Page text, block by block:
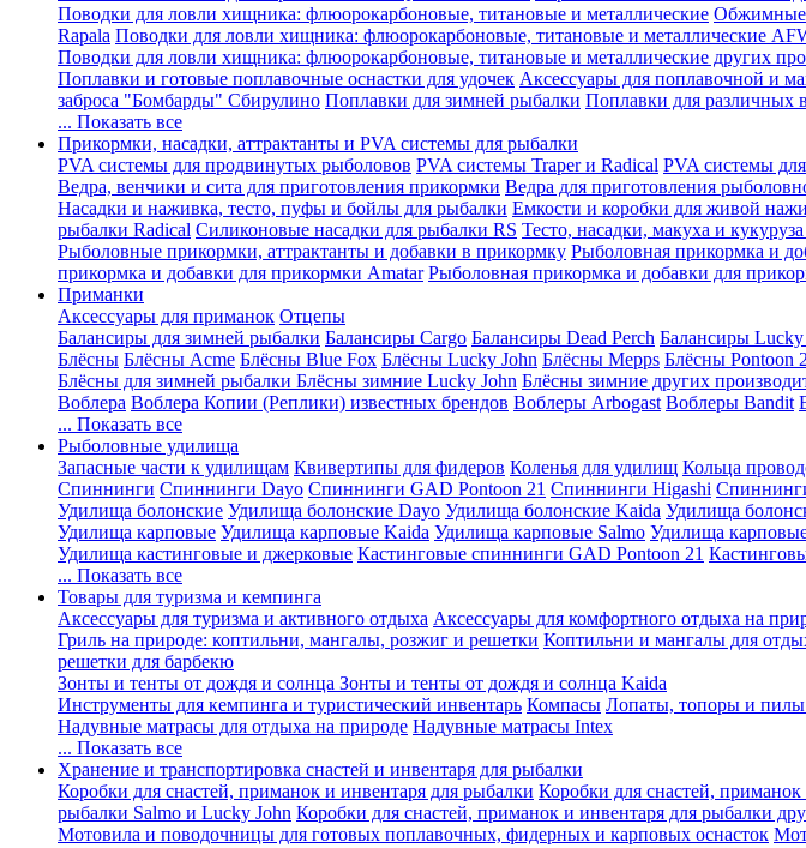
Поводки для ловли хищника: флюорокарбоновые, титановые и металлические Обжимные
Rapala Поводки для ловли хищника: флюорокарбоновые, титановые и металлические
Поводки для ловли хищника: флюорокарбоновые, титановые и металлические других
Поплавки и готовые поплавочные оснастки для удочек Аксессуары для поплавочной и
заброса "Бомбарды" Сбирулино Поплавки для зимней рыбалки Поплавки для различных
... Показать все
Прикормки, насадки, аттрактанты и PVA системы для рыбалки
PVA системы для продвинутых рыболовов PVA системы Traper и Radical PVA системы
Ведра, венчики и сита для приготовления прикормки Ведра для приготовления
Насадки и наживка, тесто, пуфы и бойлы для рыбалки Емкости и коробки для живой
рыбалки Radical Силиконовые насадки для рыбалки RS Тесто, насадки, макуха и
Рыболовные прикормки, аттрактанты и добавки в прикормку Рыболовная прикормка и
прикормка и добавки для прикормки Amatar Рыболовная прикормка и добавки для
Приманки
Аксессуары для приманок Отцепы
Балансиры для зимней рыбалки Балансиры Cargo Балансиры Dead Perch Балансиры Lucky
Блёсны Блёсны Acme Блёсны Blue Fox Блёсны Lucky John Блёсны Mepps Блёсны Pontoon
Блёсны для зимней рыбалки Блёсны зимние Lucky John Блёсны зимние других
Воблера Воблера Копии (Реплики) известных брендов Воблеры Arbogast Воблеры Bandit
... Показать все
Рыболовные удилища
Запасные части к удилищам Квивертипы для фидеров Коленья для удилищ Кольца
Спиннинги Спиннинги Dayo Спиннинги GAD Pontoon 21 Спиннинги Higashi
Удилища болонские Удилища болонские Dayo Удилища болонские Kaida Удилища
Удилища карповые Удилища карповые Kaida Удилища карповые Salmo Удилища
Удилища кастинговые и джерковые Кастинговые спиннинги GAD Pontoon 21
... Показать все
Товары для туризма и кемпинга
Аксессуары для туризма и активного отдыха Аксессуары для комфортного отдыха на
Гриль на природе: коптильни, мангалы, розжиг и решетки Коптильни и мангалы для
решетки для барбекю
Зонты и тенты от дождя и солнца Зонты и тенты от дождя и солнца Kaida
Инструменты для кемпинга и туристический инвентарь Компасы Лопаты, топоры и пилы
Надувные матрасы для отдыха на природе Надувные матрасы Intex
... Показать все
Хранение и транспортировка снастей и инвентаря для рыбалки
Коробки для снастей, приманок и инвентаря для рыбалки Коробки для снастей,
рыбалки Salmo и Lucky John Коробки для снастей, приманок и инвентаря для рыбалки
Мотовила и поводочницы для готовых поплавочных, фидерных и карповых оснасток